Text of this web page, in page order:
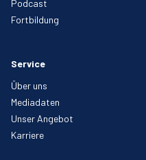
Podcast
Fortbildung
Service
Über uns
Mediadaten
Unser Angebot
Karriere